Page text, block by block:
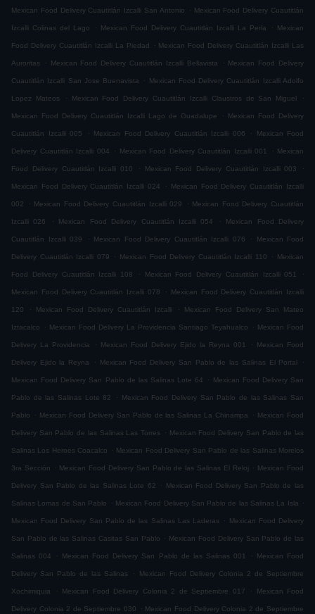
Mexican Food Delivery Cuautitlán Izcalli San Antonio . Mexican Food Delivery Cuautitlán
Izcalli Colinas del Lago . Mexican Food Delivery Cuautitlán Izcalli La Perla . Mexican
Food Delivery Cuautitlán Izcalli La Piedad . Mexican Food Delivery Cuautitlán Izcalli Las
Auroritas . Mexican Food Delivery Cuautitlán Izcalli Bellavista . Mexican Food Delivery
Cuautitlán Izcalli San Jose Buenavista . Mexican Food Delivery Cuautitlán Izcalli Adolfo
Lopez Mateos . Mexican Food Delivery Cuautitlán Izcalli Claustros de San Miguel .
Mexican Food Delivery Cuautitlán Izcalli Lago de Guadalupe . Mexican Food Delivery
Cuautitlán Izcalli 005 . Mexican Food Delivery Cuautitlán Izcalli 006 . Mexican Food
Delivery Cuautitlán Izcalli 004 . Mexican Food Delivery Cuautitlán Izcalli 001 . Mexican
Food Delivery Cuautitlán Izcalli 010 . Mexican Food Delivery Cuautitlán Izcalli 003 .
Mexican Food Delivery Cuautitlán Izcalli 024 . Mexican Food Delivery Cuautitlán Izcalli
002 . Mexican Food Delivery Cuautitlán Izcalli 029 . Mexican Food Delivery Cuautitlán
Izcalli 026 . Mexican Food Delivery Cuautitlán Izcalli 054 . Mexican Food Delivery
Cuautitlán Izcalli 039 . Mexican Food Delivery Cuautitlán Izcalli 076 . Mexican Food
Delivery Cuautitlán Izcalli 079 . Mexican Food Delivery Cuautitlán Izcalli 110 . Mexican
Food Delivery Cuautitlán Izcalli 108 . Mexican Food Delivery Cuautitlán Izcalli 051 .
Mexican Food Delivery Cuautitlán Izcalli 078 . Mexican Food Delivery Cuautitlán Izcalli
120 . Mexican Food Delivery Cuautitlán Izcalli . Mexican Food Delivery San Mateo
Iztacalco . Mexican Food Delivery La Providencia Santiago Teyahualco . Mexican Food
Delivery La Providencia . Mexican Food Delivery Ejido la Reyna 001 . Mexican Food
Delivery Ejido la Reyna . Mexican Food Delivery San Pablo de las Salinas El Portal .
Mexican Food Delivery San Pablo de las Salinas Lote 64 . Mexican Food Delivery San
Pablo de las Salinas Lote 82 . Mexican Food Delivery San Pablo de las Salinas San
Pablo . Mexican Food Delivery San Pablo de las Salinas La Chinampa . Mexican Food
Delivery San Pablo de las Salinas Las Torres . Mexican Food Delivery San Pablo de las
Salinas Los Heroes Coacalco . Mexican Food Delivery San Pablo de las Salinas Morelos
3ra Sección . Mexican Food Delivery San Pablo de las Salinas El Reloj . Mexican Food
Delivery San Pablo de las Salinas Lote 62 . Mexican Food Delivery San Pablo de las
Salinas Lomas de San Pablo . Mexican Food Delivery San Pablo de las Salinas La Isla .
Mexican Food Delivery San Pablo de las Salinas Las Laderas . Mexican Food Delivery
San Pablo de las Salinas Casitas San Pablo . Mexican Food Delivery San Pablo de las
Salinas 004 . Mexican Food Delivery San Pablo de las Salinas 001 . Mexican Food
Delivery San Pablo de las Salinas . Mexican Food Delivery Colonia 2 de Septiembre
Xochimiquia . Mexican Food Delivery Colonia 2 de Septiembre 017 . Mexican Food
Delivery Colonia 2 de Septiembre 030 . Mexican Food Delivery Colonia 2 de Septiembre